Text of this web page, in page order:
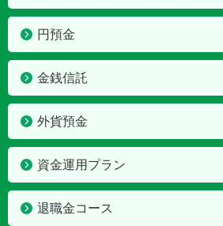
円預金
金銭信託
外貨預金
資金運用プラン
退職金コース